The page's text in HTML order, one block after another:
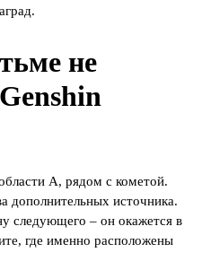
не
А, рядом с кометой.
дополнительных источника.
следующего – он окажется в
где именно расположены